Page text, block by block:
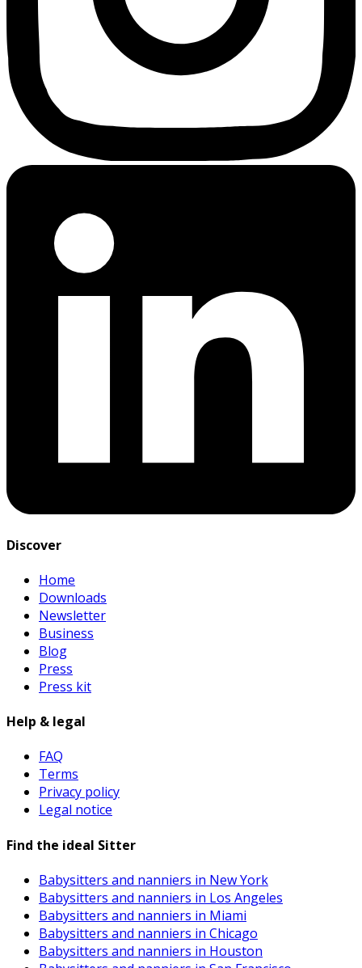
Discover
Home
Downloads
Newsletter
Business
Blog
Press
Press kit
Help & legal
FAQ
Terms
Privacy policy
Legal notice
Find the ideal Sitter
Babysitters and nanniers in New York
Babysitters and nanniers in Los Angeles
Babysitters and nanniers in Miami
Babysitters and nanniers in Chicago
Babysitters and nanniers in Houston